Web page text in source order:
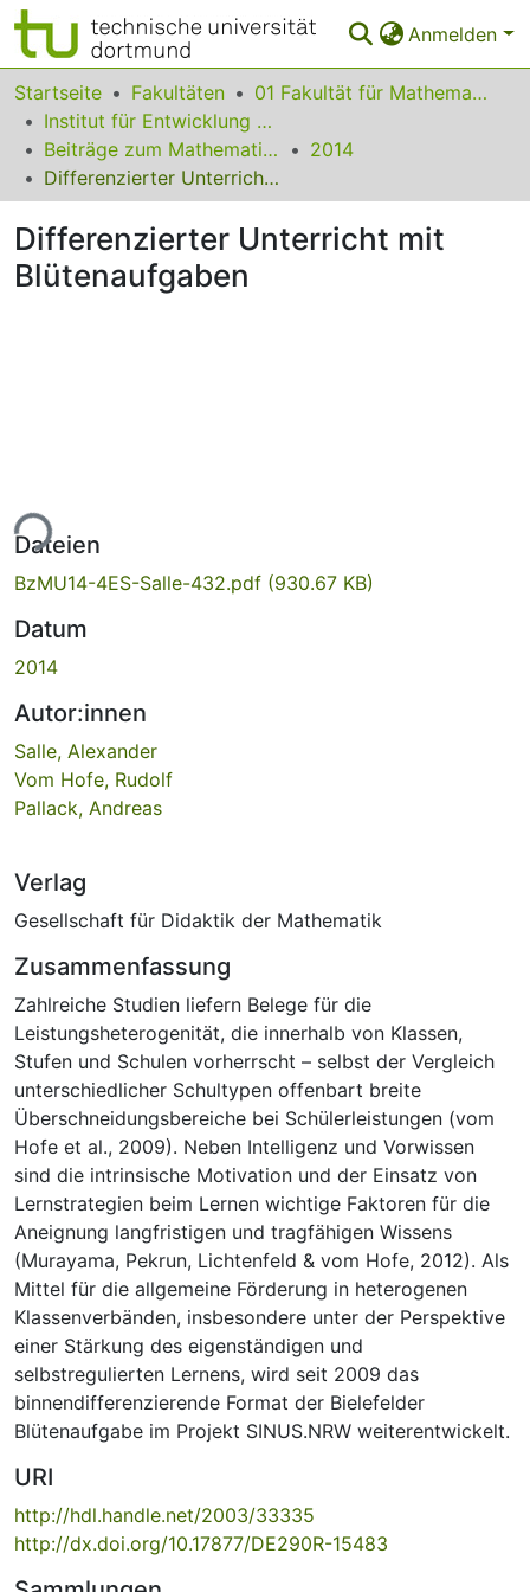
Anmelden
Bereiche & Sammlungen
Das gesamte Repositorium
Statistiken
FAQ
Leitlinien
Startseite Fakultäten
01 Fakultät für Mathematik
Institut für Entwicklung und Erforschung des Mathematikunterrichts
Beiträge zum Mathematikunterricht
2014
Differenzierter Unterricht mit Blütenaufgaben
Differenzierter Unterricht mit
Blütenaufgaben
Dateien
BzMU14-4ES-Salle-432.pdf (930.67 KB)
Datum
2014
Autor:innen
Salle, Alexander
Vom Hofe, Rudolf
Pallack, Andreas
Verlag
Gesellschaft für Didaktik der Mathematik
Zusammenfassung
Zahlreiche Studien liefern Belege für die
Leistungsheterogenität, die innerhalb von Klassen,
Stufen und Schulen vorherrscht – selbst der Vergleich
unterschiedlicher Schultypen offenbart breite
Überschneidungsbereiche bei Schülerleistungen (vom
Hofe et al., 2009). Neben Intelligenz und Vorwissen
sind die intrinsische Motivation und der Einsatz von
Lernstrategien beim Lernen wichtige Faktoren für die
Aneignung langfristigen und tragfähigen Wissens
(Murayama, Pekrun, Lichtenfeld & vom Hofe, 2012). Als
Mittel für die allgemeine Förderung in heterogenen
Klassenverbänden, insbesondere unter der Perspektive
einer Stärkung des eigenständigen und
selbstregulierten Lernens, wird seit 2009 das
binnendifferenzierende Format der Bielefelder
Blütenaufgabe im Projekt SINUS.NRW weiterentwickelt.
URI
http://hdl.handle.net/2003/33335
http://dx.doi.org/10.17877/DE290R-15483